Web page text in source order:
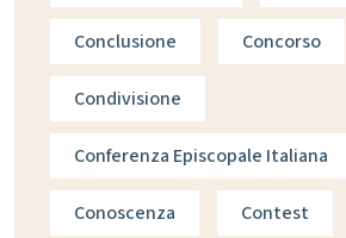
Conclusione Concorso
Condivisione
Conferenza Episcopale Italiana
Conoscenza Contest